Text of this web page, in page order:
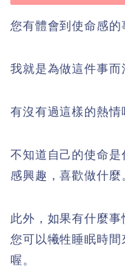
您有體會到使命感的
我就是為做這件事而
有沒有過這樣的熱情
不知道自己的使命
感興趣，喜歡做什麼
此外，如果有什麼
您可以犧牲睡眠時
喔。